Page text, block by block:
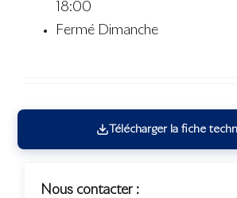
18:00
Fermé Dimanche
Télécharger la fiche
Nous contacter :